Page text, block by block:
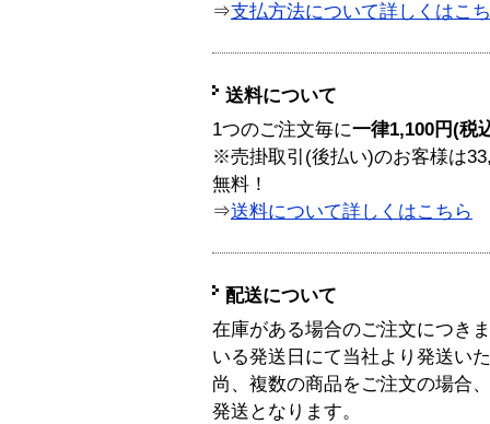
⇒支払方法について詳しくはこ
送料について
1つのご注文毎に一律1,100円(税
※売掛取引(後払い)のお客様は
無料！
⇒送料について詳しくはこちら
配送について
在庫がある場合のご注文につき
いる発送日にて当社より発送い
尚、複数の商品をご注文の場合
発送となります。